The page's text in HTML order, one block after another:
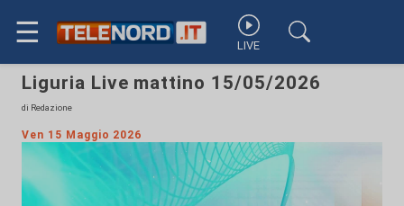
☰ LIVE
Liguria Live mattino 15/05/2026
di Redazione
Ven 15 Maggio 2026